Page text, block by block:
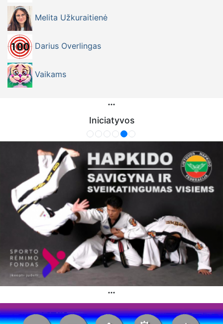
Melita Užkuraitienė
Darius Overlingas
Vaikams
Iniciatyvos